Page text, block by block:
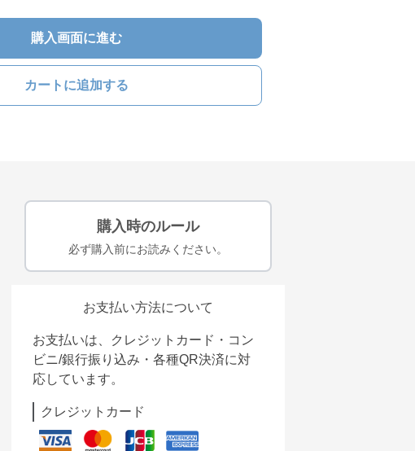
購入画面に進む
カートに追加する
購入時のルール
必ず購入前にお読みください。
お支払い方法について
お支払いは、クレジットカード・コン
ビニ/銀行振り込み・各種QR決済に対
応しています。
クレジットカード